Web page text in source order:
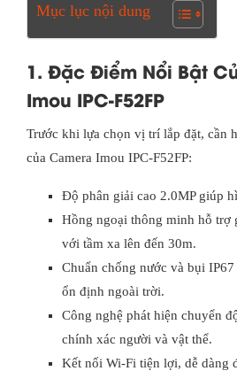
Mục lục nội dung
1. Đặc Điểm Nổi Bật
Imou IPC-F52FP
Trước khi lựa chọn vị trí lắp đặt, cần
của Camera Imou IPC-F52FP:
Độ phân giải cao 2.0MP giúp
Hồng ngoại thông minh hỗ trợ
với tầm xa lên đến 30m.
Chuẩn chống nước và bụi
ổn định ngoài trời.
Công nghệ phát hiện chuyển
chính xác người và vật thể.
Kết nối Wi-Fi tiện lợi, dễ dàng